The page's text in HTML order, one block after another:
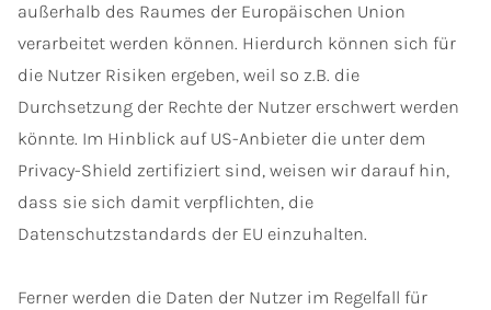
außerhalb des Raumes der Europäischen Union
verarbeitet werden können. Hierdurch können sich für
die Nutzer Risiken ergeben, weil so z.B. die
Durchsetzung der Rechte der Nutzer erschwert werden
könnte. Im Hinblick auf US-Anbieter die unter dem
Privacy-Shield zertifiziert sind, weisen wir darauf hin,
dass sie sich damit verpflichten, die
Datenschutzstandards der EU einzuhalten.
Ferner werden die Daten der Nutzer im Regelfall für